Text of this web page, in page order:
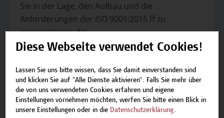
Sie in der Lage, den Aufbau und die
Anforderungen der ISO 9001:2015 ff zu
interpretieren.die...
Seminar
Projektarbeit – Umsetzung der ISO
Diese Webseite verwendet Cookies!
Lassen Sie uns bitte wissen, dass Sie damit einverstanden sind
und klicken Sie auf "Alle Dienste aktivieren". Falls Sie mehr über
die von uns verwendeten Cookies erfahren und eigene
Einstellungen vornehmen möchten, werfen Sie bitte einen Blick in
unsere Einstellungen oder in die Datenschutzerklärung.